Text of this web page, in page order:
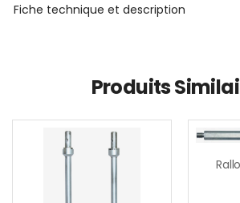
Fiche technique et description
Produits